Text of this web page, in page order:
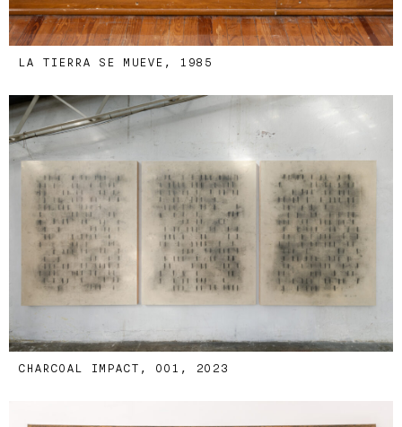
LA TIERRA SE MUEVE, 1985
CHARCOAL IMPACT, 001, 2023